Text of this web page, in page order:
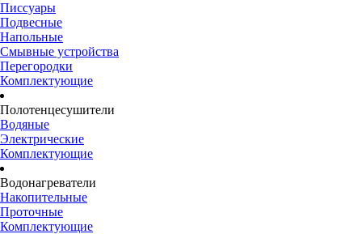
Писсуары
Подвесные
Напольные
Смывные устройства
Перегородки
Комплектующие
Полотенцесушители
Водяные
Электрические
Комплектующие
Водонагреватели
Накопительные
Проточные
Комплектующие